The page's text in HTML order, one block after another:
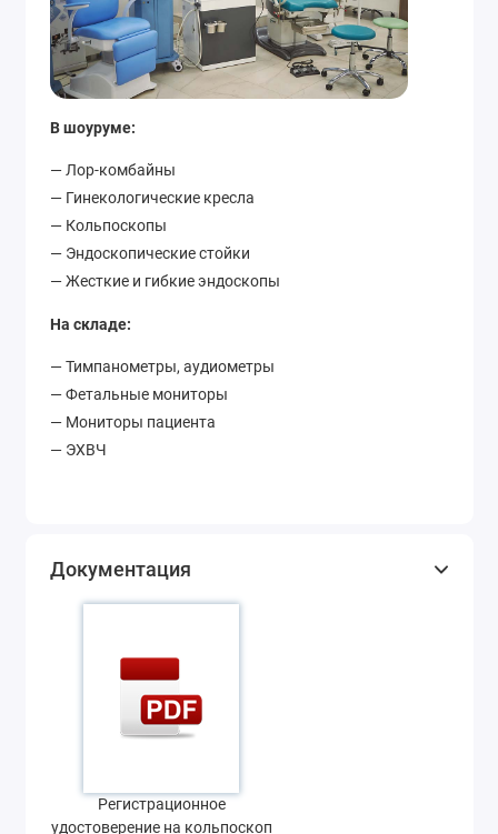
В шоуруме:
— Лор-комбайны
— Гинекологические кресла
— Кольпоскопы
— Эндоскопические стойки
— Жесткие и гибкие эндоскопы
На складе:
— Тимпанометры, аудиометры
— Фетальные мониторы
— Мониторы пациента
— ЭХВЧ
Документация
Регистрационное
удостоверение на кольпоскоп